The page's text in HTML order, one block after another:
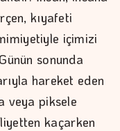
kıyafeti
içimizi
sonunda
hareket eden
veya piksele
kaçarken